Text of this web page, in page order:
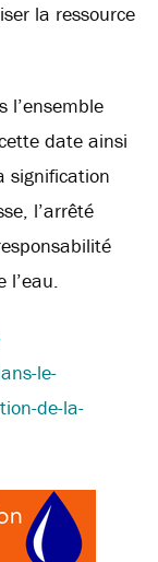
la ressource
l’ensemble
date ainsi
signification
l’arrêté
l’eau.
le-
de-la-